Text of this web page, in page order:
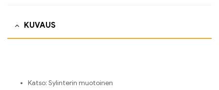
KUVAUS
Katso: Sylinterin muotoinen